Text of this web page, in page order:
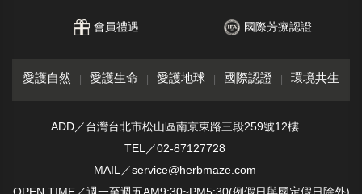
會員禮遇 國際芳療認證
愛護自然 愛護生命 愛護地球 國際認證 環境共生
ADD／台灣台北市松山區南京東路三段259號12樓
TEL／02-87127728
MAIL／service@herbmaze.com